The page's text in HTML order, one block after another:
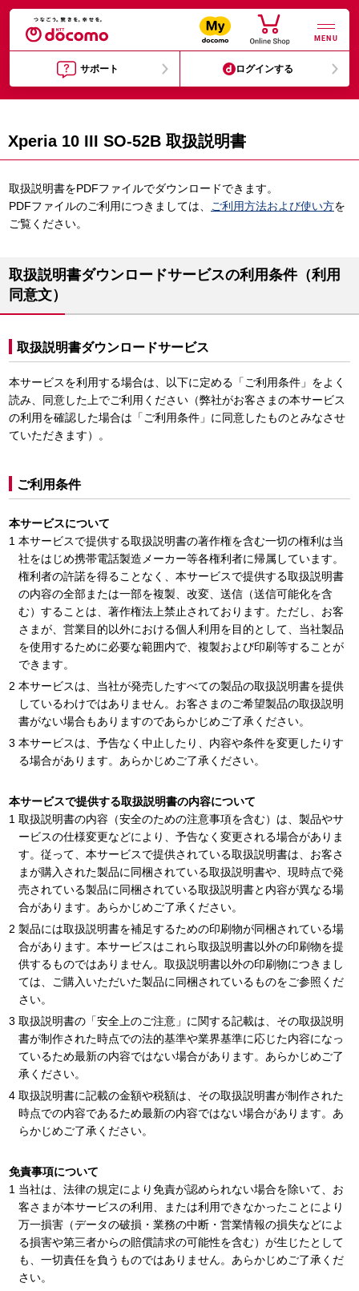
MENU
サポート ログインする
Xperia 10 III SO-52B 取扱説明書
取扱説明書をPDFファイルでダウンロードできます。
PDFファイルのご利用につきましては、
ご利用方法および使い方を
ご覧ください。
取扱説明書ダウンロードサービスの利用条件（利用
同意文）
取扱説明書ダウンロードサービス
本サービスを利用する場合は、以下に定める「ご利用条件」をよく
読み、同意した上でご利用ください（弊社がお客さまの本サービス
の利用を確認した場合は「ご利用条件」に同意したものとみなさせ
ていただきます）。
ご利用条件
本サービスについて
本サービスで提供する取扱説明書の著作権を含む一切の権利は当
社をはじめ携帯電話製造メーカー等各権利者に帰属しています。
権利者の許諾を得ることなく、本サービスで提供する取扱説明書
の内容の全部または一部を複製、改変、送信（送信可能化を含
む）することは、著作権法上禁止されております。ただし、お客
さまが、営業目的以外における個人利用を目的として、当社製品
を使用するために必要な範囲内で、複製および印刷等することが
できます。
本サービスは、当社が発売したすべての製品の取扱説明書を提供
しているわけではありません。お客さまのご希望製品の取扱説明
書がない場合もありますのであらかじめご了承ください。
本サービスは、予告なく中止したり、内容や条件を変更したりす
る場合があります。あらかじめご了承ください。
本サービスで提供する取扱説明書の内容について
取扱説明書の内容（安全のための注意事項を含む）は、製品やサ
ービスの仕様変更などにより、予告なく変更される場合がありま
す。従って、本サービスで提供されている取扱説明書は、お客さ
まが購入された製品に同梱されている取扱説明書や、現時点で発
売されている製品に同梱されている取扱説明書と内容が異なる場
合があります。あらかじめご了承ください。
製品には取扱説明書を補足するための印刷物が同梱されている場
合があります。本サービスはこれら取扱説明書以外の印刷物を提
供するものではありません。取扱説明書以外の印刷物につきまし
ては、ご購入いただいた製品に同梱されているものをご参照くだ
さい。
取扱説明書の「安全上のご注意」に関する記載は、その取扱説明
書が制作された時点での法的基準や業界基準に応じた内容になっ
ているため最新の内容ではない場合があります。あらかじめご了
承ください。
取扱説明書に記載の金額や税額は、その取扱説明書が制作された
時点での内容であるため最新の内容ではない場合があります。あ
らかじめご了承ください。
免責事項について
当社は、法律の規定により免責が認められない場合を除いて、お
客さまが本サービスの利用、または利用できなかったことにより
万一損害（データの破損・業務の中断・営業情報の損失などによ
る損害や第三者からの賠償請求の可能性を含む）が生じたとして
も、一切責任を負うものではありません。あらかじめご了承くだ
さい。